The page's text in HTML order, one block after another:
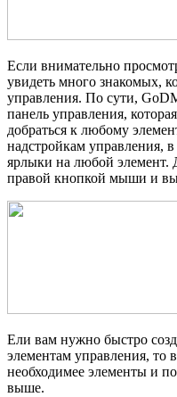
Если внимательно
увидеть много знакомых,
управления. По сути,
панель управления,
добраться к любому
надстройкам управления,
ярлыки на любой элемент.
правой кнопкой мыши и
Ели вам нужно быстро
элементам управления, то
необходимее элементы и
выше.